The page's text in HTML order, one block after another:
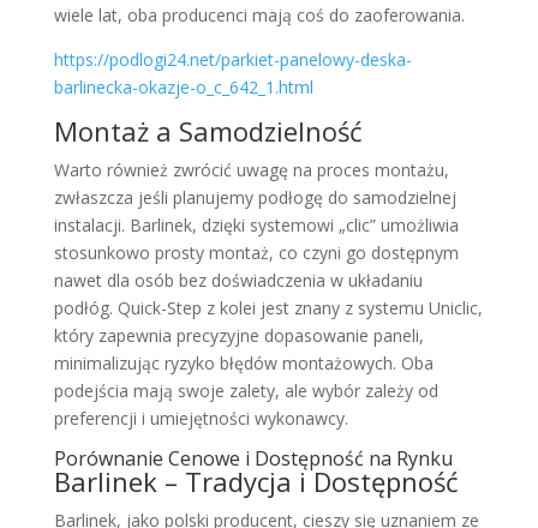
wiele lat, oba producenci mają coś do zaoferowania.
https://podlogi24.net/parkiet-panelowy-deska-
barlinecka-okazje-o_c_642_1.html
Montaż a Samodzielność
Warto również zwrócić uwagę na proces montażu,
zwłaszcza jeśli planujemy podłogę do samodzielnej
instalacji. Barlinek, dzięki systemowi „clic” umożliwia
stosunkowo prosty montaż, co czyni go dostępnym
nawet dla osób bez doświadczenia w układaniu
podłóg. Quick-Step z kolei jest znany z systemu Uniclic,
który zapewnia precyzyjne dopasowanie paneli,
minimalizując ryzyko błędów montażowych. Oba
podejścia mają swoje zalety, ale wybór zależy od
preferencji i umiejętności wykonawcy.
Porównanie Cenowe i Dostępność na Rynku
Barlinek – Tradycja i Dostępność
Barlinek, jako polski producent, cieszy się uznaniem ze